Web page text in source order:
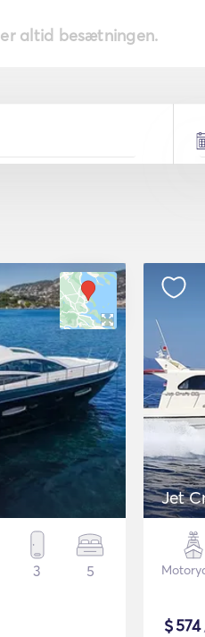
altid besætningen.
3 5
Jet
$574